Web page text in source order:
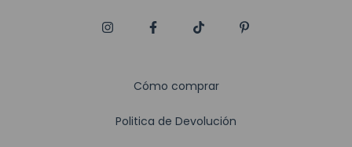
Cómo comprar
Politica de Devolución